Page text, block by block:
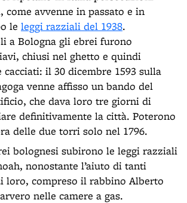
come avvenne in passato e in
le leggi razziali del 1938.
a Bologna gli ebrei furono
chiusi nel ghetto e quindi
il 30 dicembre 1593 sulla
venne affisso un bando del
che dava loro tre giorni di
definitivamente la città. Poterono
delle due torri solo nel 1796.
bolognesi subirono le leggi razziali
nonostante l’aiuto di tanti
loro, compreso il rabbino Alberto
nelle camere a gas.